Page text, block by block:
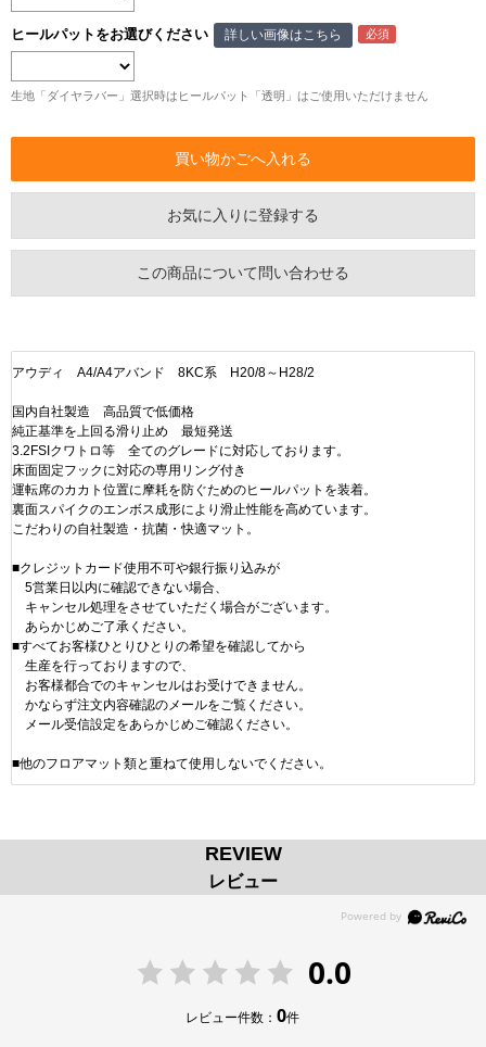
ヒールパットをお選びください 詳しい画像はこちら
生地「ダイヤラバー」選択時はヒールパット「透明」はご使用いただけません
お気に入りに登録する
この商品について問い合わせる
アウディ A4/A4アバンド 8KC系 H20/8～H28/2
国内自社製造 高品質で低価格
純正基準を上回る滑り止め 最短発送
3.2FSIクワトロ等 全てのグレードに対応しております。
床面固定フックに対応の専用リング付き
運転席のカカト位置に摩耗を防ぐためのヒールパットを装着。
裏面スパイクのエンボス成形により滑止性能を高めています。
こだわりの自社製造・抗菌・快適マット。
■クレジットカード使用不可や銀行振り込みが
5営業日以内に確認できない場合、
キャンセル処理をさせていただく場合がございます。
あらかじめご了承ください。
■すべてお客様ひとりひとりの希望を確認してから
生産を行っておりますので、
お客様都合でのキャンセルはお受けできません。
かならず注文内容確認のメールをご覧ください。
メール受信設定をあらかじめご確認ください。
■他のフロアマット類と重ねて使用しないでください。
REVIEW
レビュー
0.0
レビュー件数：0件